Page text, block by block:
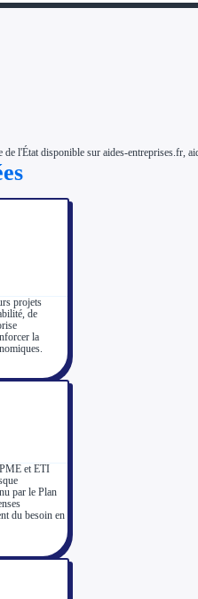
l'État disponible sur aides-entreprises.fr,
projets
de
la
et ETI
par le Plan
du besoin en